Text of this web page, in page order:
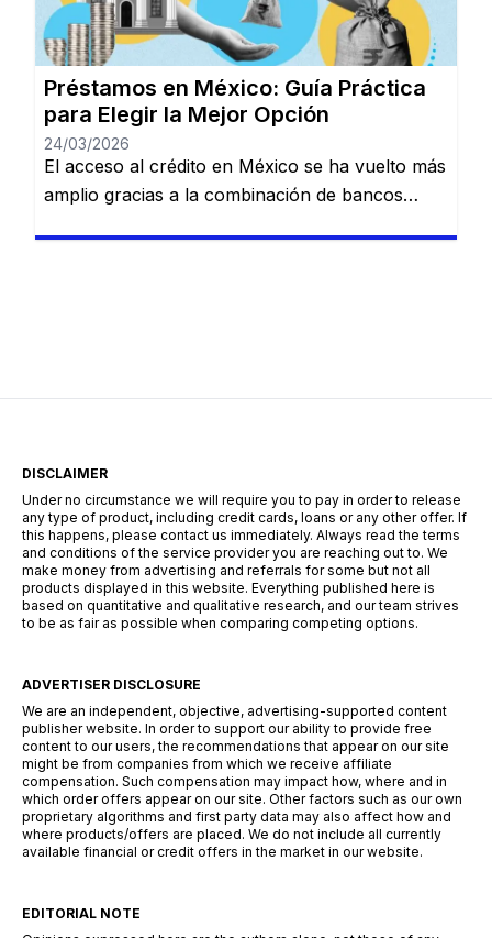
financiamiento, siempre que comprenda las
reglas del juego crediticio local. 1. […]
Préstamos en México: Guía Práctica
para Elegir la Mejor Opción
24/03/2026
El acceso al crédito en México se ha vuelto más
amplio gracias a la combinación de bancos
decisiones responsables. ¿Qué tipos de […]
DISCLAIMER
Under no circumstance we will require you to pay in order to release
any type of product, including credit cards, loans or any other offer. If
this happens, please contact us immediately. Always read the terms
and conditions of the service provider you are reaching out to. We
make money from advertising and referrals for some but not all
products displayed in this website. Everything published here is
based on quantitative and qualitative research, and our team strives
to be as fair as possible when comparing competing options.
ADVERTISER DISCLOSURE
We are an independent, objective, advertising-supported content
publisher website. In order to support our ability to provide free
content to our users, the recommendations that appear on our site
might be from companies from which we receive affiliate
compensation. Such compensation may impact how, where and in
which order offers appear on our site. Other factors such as our own
proprietary algorithms and first party data may also affect how and
where products/offers are placed. We do not include all currently
available financial or credit offers in the market in our website.
EDITORIAL NOTE